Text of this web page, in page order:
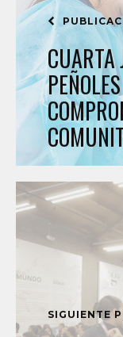
CUARTA
SIGUIENTE